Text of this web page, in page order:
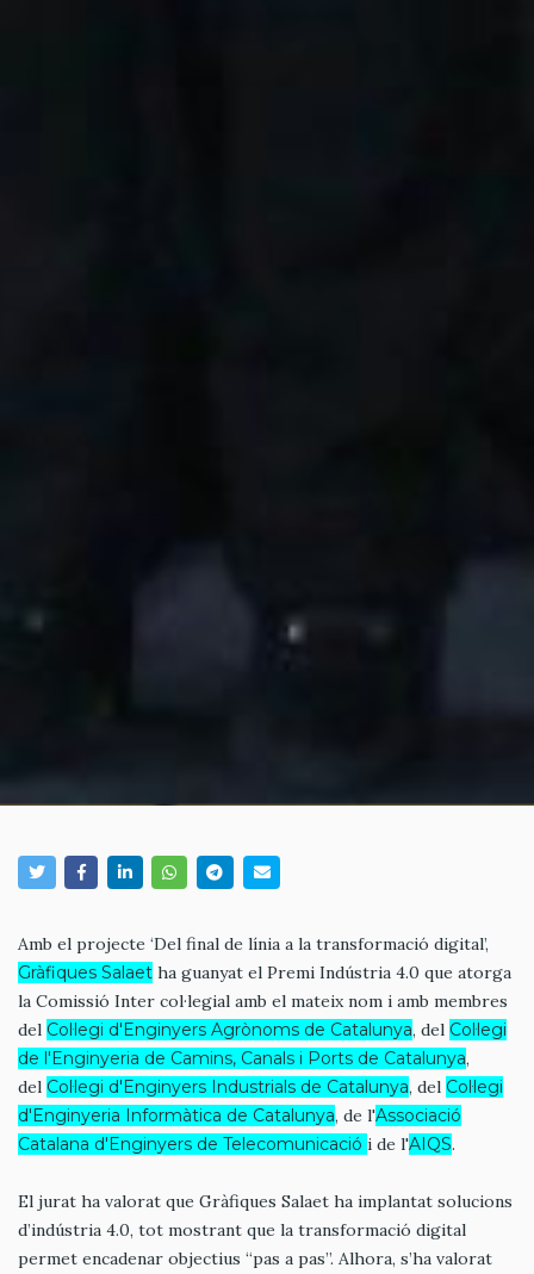
Amb el projecte ‘Del final de línia a la transformació digital’,
Gràfiques Salaet ha guanyat el Premi Indústria 4.0 que atorga
la Comissió Inter col·legial amb el mateix nom i amb membres
del Col·legi d'Enginyers Agrònoms de Catalunya, del Col·legi
de l'Enginyeria de Camins, Canals i Ports de Catalunya,
del Col·legi d'Enginyers Industrials de Catalunya, del Col·legi
d'Enginyeria Informàtica de Catalunya, de l'Associació
Catalana d'Enginyers de Telecomunicació i de l'AIQS.
El jurat ha valorat que Gràfiques Salaet ha implantat solucions
d’indústria 4.0, tot mostrant que la transformació digital
permet encadenar objectius “pas a pas”. Alhora, s’ha valorat